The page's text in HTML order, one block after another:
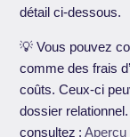
détail ci-dessous.
💡 Vous pouvez
comme des frais
coûts. Ceux-ci
dossier
consultez :Aperçu